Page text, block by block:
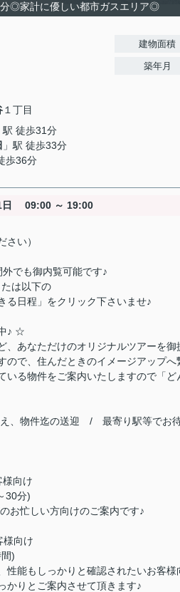
◎家計に優しい都市ガスエリア◎
１丁目
駅 徒歩31分
」駅 徒歩33分
歩36分
建物面積
築年月
日 09:00 ～ 19:00
い）
も御内覧可能です♪
は以下の
」をクリック下さいませ♪
♪ ☆
あなただけのオリジナルツアーを御
ので、住んだときのイメージアップへ
いる物件をご案内いたしますので「
、物件迄の送迎 / 最寄り駅等でお
向け
30分)
お忙しい方向けのご案内です♪
様向け
)
能もしっかりと確認されたいお客様
かりとご案内させて頂きます♪